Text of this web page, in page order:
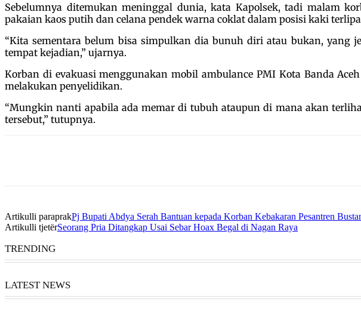
Sebelumnya ditemukan meninggal dunia, kata Kapolsek, tadi malam
pakaian kaos putih dan celana pendek warna coklat dalam posisi kaki
“Kita sementara belum bisa simpulkan dia bunuh diri atau bukan, yang
tempat kejadian,” ujarnya.
Korban di evakuasi menggunakan mobil ambulance PMI Kota Banda
melakukan penyelidikan.
“Mungkin nanti apabila ada memar di tubuh ataupun di mana akan
tersebut,” tutupnya.
Artikulli paraprakPj Bupati Abdya Serah Bantuan kepada Korban Kebakaran Pesantren
Artikulli tjetërSeorang Pria Ditangkap Usai Sebar Hoax Begal di Nagan Raya
TRENDING
LATEST NEWS